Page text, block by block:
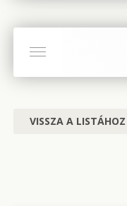
VISSZA A LISTÁHOZ